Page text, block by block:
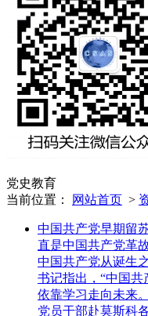
党史教育
当前位置：
网站首页 >
中国共产党早期留
直是中国共产党革
中国共产党从诞生
书记指出，“中国
依靠学习走向未来
党员干部赴莫斯科